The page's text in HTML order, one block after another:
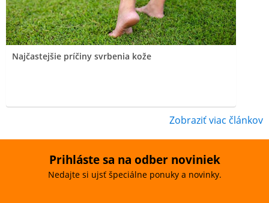
Najčastejšie príčiny svrbenia kože
Zobraziť viac článkov
Prihláste sa na odber noviniek
Nedajte si ujsť špeciálne ponuky a novinky.